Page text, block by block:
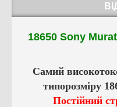
18650 Sony
Самий
типорозміру
Постійний